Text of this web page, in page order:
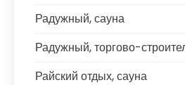
Радужный, сауна
Радужный, торгово-
Райский отдых, сауна